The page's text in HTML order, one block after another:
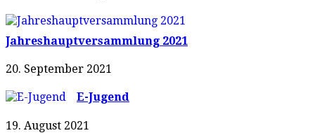
Jahreshauptversammlung 2021
20. September 2021
E-Jugend
19. August 2021